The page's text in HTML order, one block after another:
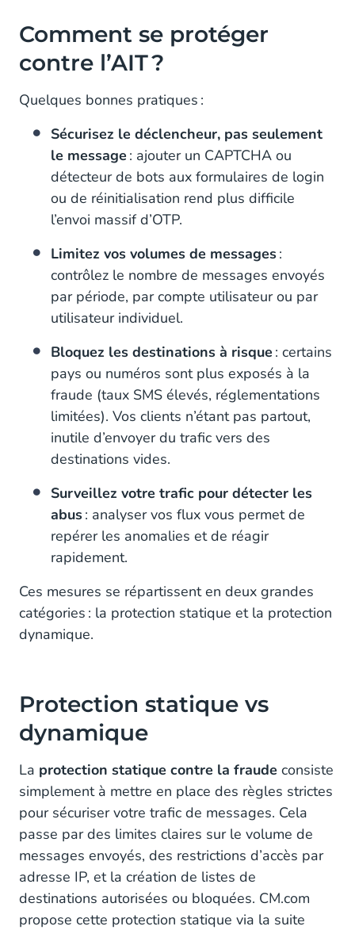
Comment se protéger
contre l’AIT ?
Quelques bonnes pratiques :
Sécurisez le déclencheur, pas seulement
le message : ajouter un CAPTCHA ou
détecteur de bots aux formulaires de login
ou de réinitialisation rend plus difficile
l’envoi massif d’OTP.
Limitez vos volumes de messages:
contrôlez le nombre de messages envoyés
par période, par compte utilisateur ou par
utilisateur individuel.
Bloquez les destinations à risque : certains
pays ou numéros sont plus exposés à la
fraude (taux SMS élevés, réglementations
limitées). Vos clients n’étant pas partout,
inutile d’envoyer du trafic vers des
destinations vides.
Surveillez votre trafic pour détecter les
abus: analyser vos flux vous permet de
repérer les anomalies et de réagir
rapidement.
Ces mesures se répartissent en deux grandes
catégories : la protection statique et la protection
dynamique.
Protection statique vs
dynamique
La protection statique contre la fraude consiste
simplement à mettre en place des règles strictes
pour sécuriser votre trafic de messages. Cela
passe par des limites claires sur le volume de
messages envoyés, des restrictions d’accès par
adresse IP, et la création de listes de
destinations autorisées ou bloquées. CM.com
propose cette protection statique via la suite